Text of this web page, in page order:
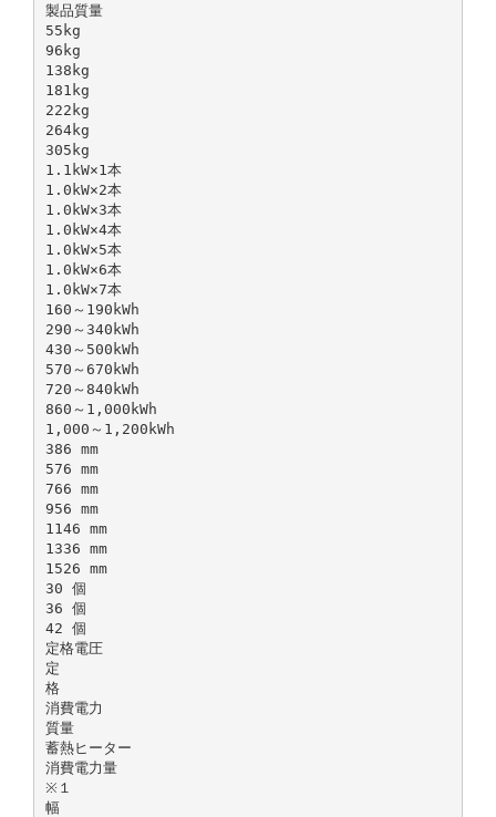
製品質量
55kg
96kg
138kg
181kg
222kg
264kg
305kg
1.1kW×1本
1.0kW×2本
1.0kW×3本
1.0kW×4本
1.0kW×5本
1.0kW×6本
1.0kW×7本
160～190kWh
290～340kWh
430～500kWh
570～670kWh
720～840kWh
860～1,000kWh
1,000～1,200kWh
386 mm
576 mm
766 mm
956 mm
1146 mm
1336 mm
1526 mm
30 個
36 個
42 個
定格電圧
定
格
消費電力
質量
蓄熱ヒーター
消費電力量
※１
幅